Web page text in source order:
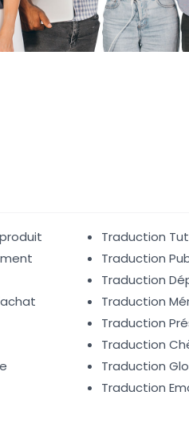
Traduction
Traduction
Traduction
Traduction
Traduction
Traduction
Traduction
Traduction